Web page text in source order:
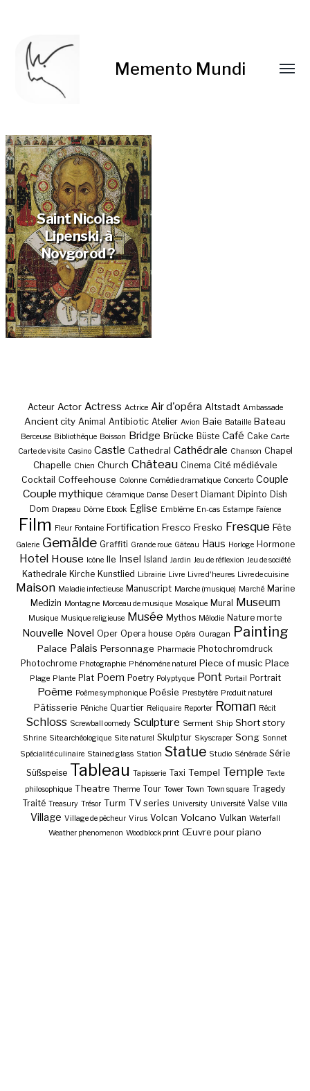
Memento Mundi
Saint Nicolas
Lipenski, à
Novgorod ?
Acteur Actor Actress Actrice Air d'opéra Altstadt Ambassade
Ancient city Animal Antibiotic Atelier Avion Baie Bataille Bateau
Berceuse Bibliothèque Boisson Bridge Brücke Büste Café Cake Carte
Carte de visite Casino Castle Cathedral Cathédrale Chanson Chapel
Chapelle Chien Church Château Cinema Cité médiévale
Cocktail Coffeehouse Colonne Comédie dramatique Concerto Couple
Couple mythique Céramique Danse Desert Diamant Dipinto Dish
Dom Drapeau Dôme Ebook Eglise Emblème En-cas Estampe Faïence
Film Fleur Fontaine Fortification Fresco Fresko Fresque Fête
Galerie Gemälde Graffiti Grande roue Gâteau Haus Horloge Hormone
Hotel House Icône Ile Insel Island Jardin Jeu de réflexion Jeu de société
Kathedrale Kirche Kunstlied Librairie Livre Livre d'heures Livre de cuisine
Maison Maladie infectieuse Manuscript Marche (musique) Marché Marine
Medizin Montagne Morceau de musique Mosaïque Mural Museum
Musique Musique religieuse Musée Mythos Mélodie Nature morte
Nouvelle Novel Oper Opera house Opéra Ouragan Painting
Palace Palais Personnage Pharmacie Photochromdruck
Photochrome Photographie Phénomène naturel Piece of music Place
Plage Plante Plat Poem Poetry Polyptyque Pont Portail Portrait
Poème Poème symphonique Poésie Presbytère Produit naturel
Pâtisserie Péniche Quartier Reliquaire Reporter Roman Récit
Schloss Screwball oomedy Sculpture Serment Ship Short story
Shrine Site archéologique Site naturel Skulptur Skyscraper Song Sonnet
Spécialité culinaire Stained glass Station Statue Studio Sénérade Série
Süßspeise Tableau Tapisserie Taxi Tempel Temple Texte
philosophique Theatre Therme Tour Tower Town Town square Tragedy
Traité Treasury Trésor Turm TV series University Université Valse Villa
Village Village de pêcheur Virus Volcan Volcano Vulkan Waterfall
Weather phenomenon Woodblock print Œuvre pour piano